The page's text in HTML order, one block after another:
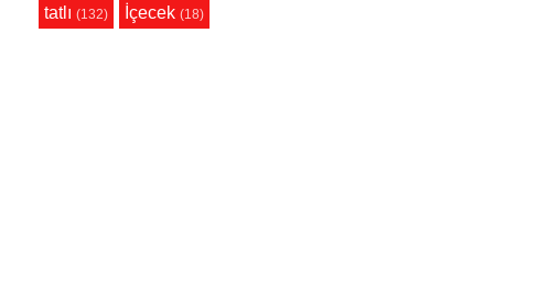
tatlı (132) İçecek (18)